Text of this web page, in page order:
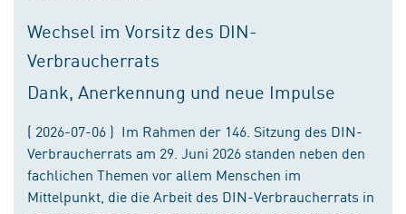
Wechsel im Vorsitz des DIN-
Verbraucherrats
Dank, Anerkennung und neue Impulse
( 2026-07-06 ) Im Rahmen der 146. Sitzung des DIN-
Verbraucherrats am 29. Juni 2026 standen neben den
fachlichen Themen vor allem Menschen im
Mittelpunkt, die die Arbeit des DIN-Verbraucherrats in